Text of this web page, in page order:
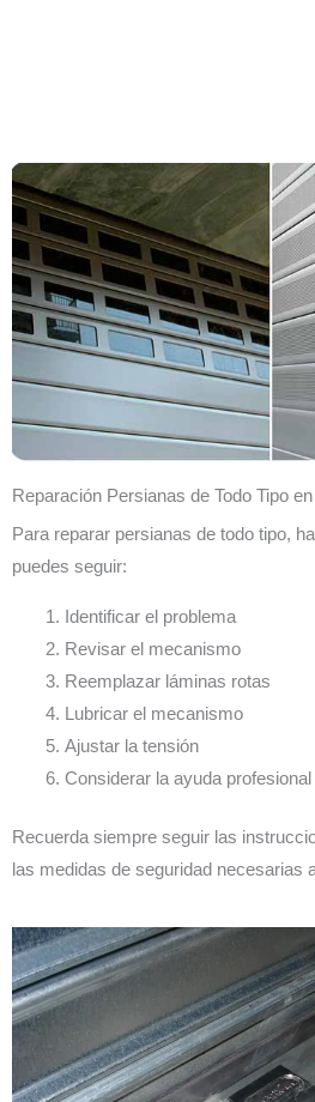
Reparación Persianas de Todo Tipo
Para reparar persianas de todo tipo,
puedes seguir:
Identificar el problema
Revisar el mecanismo
Reemplazar láminas rotas
Lubricar el mecanismo
Ajustar la tensión
Considerar la ayuda profesional
Recuerda siempre seguir las
las medidas de seguridad necesarias